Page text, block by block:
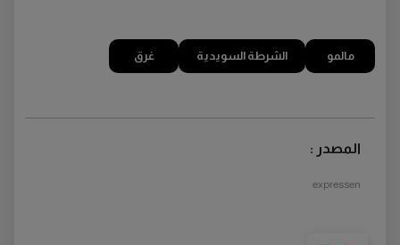
مالمو الشرطة السويدية غرق
المصدر :
expressen